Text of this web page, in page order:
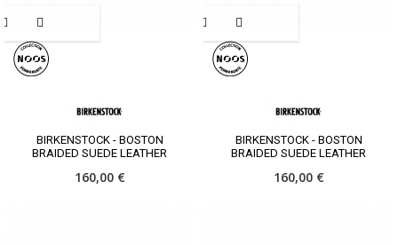
BIRKENSTOCK - BOSTON
BRAIDED SUEDE LEATHER
160,00 €
BIRKENSTOCK - BOSTON
BRAIDED SUEDE LEATHER
160,00 €